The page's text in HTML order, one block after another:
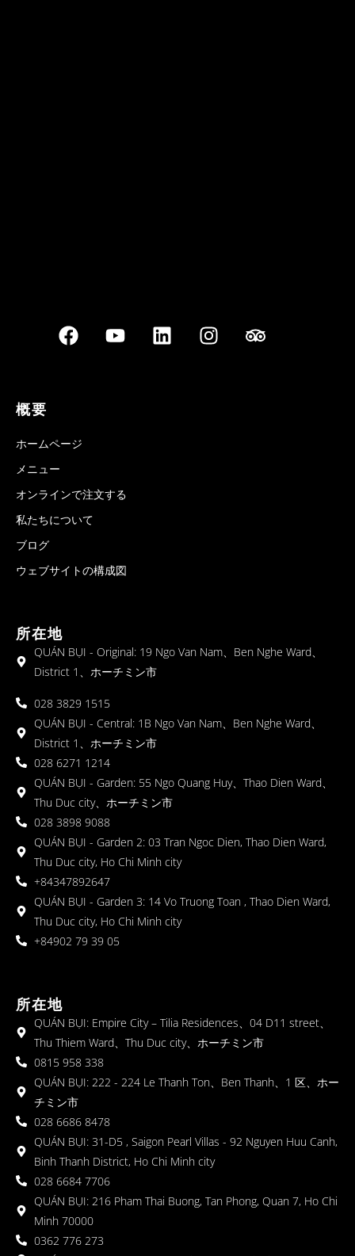
概要
ホームページ
メニュー
オンラインで注文する
私たちについて
ブログ
ウェブサイトの構成図
所在地
QUÁN BỤI - Original: 19 Ngo Van Nam、Ben Nghe Ward、
District 1、ホーチミン市
028 3829 1515
QUÁN BỤI - Central: 1B Ngo Van Nam、Ben Nghe Ward、
District 1、ホーチミン市
028 6271 1214
QUÁN BỤI - Garden: 55 Ngo Quang Huy、Thao Dien Ward、
Thu Duc city、ホーチミン市
028 3898 9088
QUÁN BỤI - Garden 2: 03 Tran Ngoc Dien, Thao Dien Ward,
Thu Duc city, Ho Chi Minh city
+84347892647
QUÁN BỤI - Garden 3: 14 Vo Truong Toan , Thao Dien Ward,
Thu Duc city, Ho Chi Minh city
+84902 79 39 05
所在地
QUÁN BỤI: Empire City – Tilia Residences、04 D11 street、
Thu Thiem Ward、Thu Duc city、ホーチミン市
0815 958 338
QUÁN BỤI: 222 - 224 Le Thanh Ton、Ben Thanh、1 区、ホー
チミン市
028 6686 8478
QUÁN BỤI: 31-D5 , Saigon Pearl Villas - 92 Nguyen Huu Canh,
Binh Thanh District, Ho Chi Minh city
028 6684 7706
QUÁN BỤI: 216 Pham Thai Buong, Tan Phong, Quan 7, Ho Chi
Minh 70000
0362 776 273